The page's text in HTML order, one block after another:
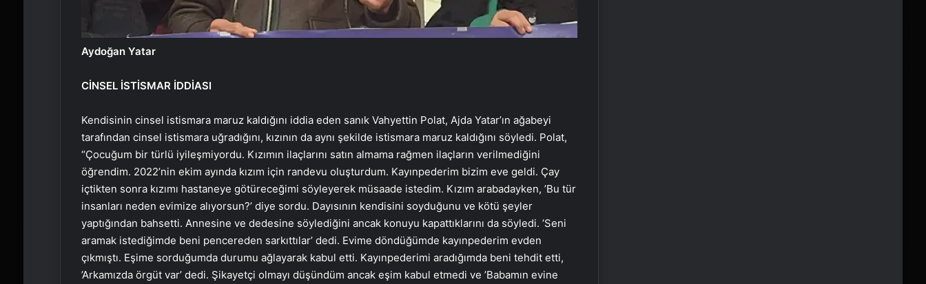
Aydoğan Yatar
CİNSEL İSTİSMAR İDDİASI
Kendisinin cinsel istismara maruz kaldığını iddia eden sanık Vahyettin Polat, Ajda Yatar’ın ağabeyi
tarafından cinsel istismara uğradığını, kızının da aynı şekilde istismara maruz kaldığını söyledi. Polat,
“Çocuğum bir türlü iyileşmiyordu. Kızımın ilaçlarını satın almama rağmen ilaçların verilmediğini
öğrendim. 2022’nin ekim ayında kızım için randevu oluşturdum. Kayınpederim bizim eve geldi. Çay
içtikten sonra kızımı hastaneye götüreceğimi söyleyerek müsaade istedim. Kızım arabadayken, ’Bu tür
insanları neden evimize alıyorsun?’ diye sordu. Dayısının kendisini soyduğunu ve kötü şeyler
yaptığından bahsetti. Annesine ve dedesine söylediğini ancak konuyu kapattıklarını da söyledi. ’Seni
aramak istediğimde beni pencereden sarkıttılar’ dedi. Evime döndüğümde kayınpederim evden
çıkmıştı. Eşime sorduğumda durumu ağlayarak kabul etti. Kayınpederimi aradığımda beni tehdit etti,
’Arkamızda örgüt var’ dedi. Şikayetçi olmayı düşündüm ancak eşim kabul etmedi ve ’Babamın evine